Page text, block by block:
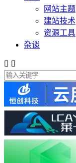
网站主题
建站技术
资源工具
杂谈
 